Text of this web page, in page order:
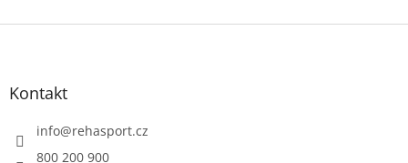
Z
Kontakt
info@rehasport.cz
800 200 900